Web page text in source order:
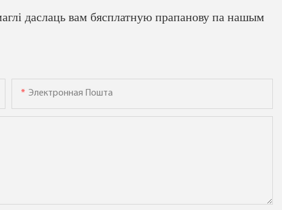
даслаць вам бясплатную прапанову па нашым
Электронная Пошта